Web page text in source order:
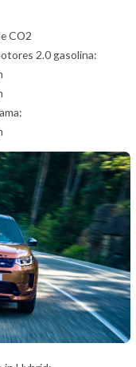
CO2
2.0 gasolina: